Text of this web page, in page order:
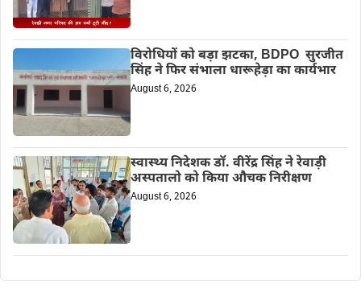
विरोधियों को बड़ा झटका, BDPO सुरजीत
सिंह ने फिर संभाला धारूहेड़ा का कार्यभार
August 6, 2026
स्वास्थ्य निदेशक डॉ. वीरेंद्र सिंह ने रेवाड़ी
अस्पतालो को किया औचक निरीक्षण
August 6, 2026